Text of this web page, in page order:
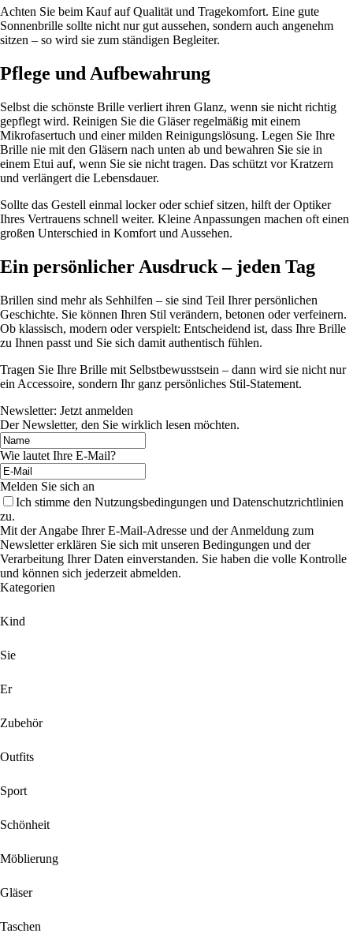
Achten Sie beim Kauf auf Qualität und Tragekomfort. Eine gute
Sonnenbrille sollte nicht nur gut aussehen, sondern auch angenehm
sitzen – so wird sie zum ständigen Begleiter.
Pflege und Aufbewahrung
Selbst die schönste Brille verliert ihren Glanz, wenn sie nicht richtig
gepflegt wird. Reinigen Sie die Gläser regelmäßig mit einem
Mikrofasertuch und einer milden Reinigungslösung. Legen Sie Ihre
Brille nie mit den Gläsern nach unten ab und bewahren Sie sie in
einem Etui auf, wenn Sie sie nicht tragen. Das schützt vor Kratzern
und verlängert die Lebensdauer.
Sollte das Gestell einmal locker oder schief sitzen, hilft der Optiker
Ihres Vertrauens schnell weiter. Kleine Anpassungen machen oft einen
großen Unterschied in Komfort und Aussehen.
Ein persönlicher Ausdruck – jeden Tag
Brillen sind mehr als Sehhilfen – sie sind Teil Ihrer persönlichen
Geschichte. Sie können Ihren Stil verändern, betonen oder verfeinern.
Ob klassisch, modern oder verspielt: Entscheidend ist, dass Ihre Brille
zu Ihnen passt und Sie sich damit authentisch fühlen.
Tragen Sie Ihre Brille mit Selbstbewusstsein – dann wird sie nicht nur
ein Accessoire, sondern Ihr ganz persönliches Stil-Statement.
Newsletter: Jetzt anmelden
Der Newsletter, den Sie wirklich lesen möchten.
Wie lautet Ihre E-Mail?
Melden Sie sich an
Ich stimme den Nutzungsbedingungen und Datenschutzrichtlinien
zu.
Mit der Angabe Ihrer E-Mail-Adresse und der Anmeldung zum
Newsletter erklären Sie sich mit unseren Bedingungen und der
Verarbeitung Ihrer Daten einverstanden. Sie haben die volle Kontrolle
und können sich jederzeit abmelden.
Kategorien
Kind
Sie
Er
Zubehör
Outfits
Sport
Schönheit
Möblierung
Gläser
Taschen